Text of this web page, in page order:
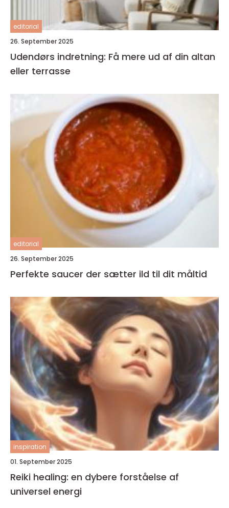
editorial
26. September 2025
Udendørs indretning: Få mere ud af din altan
eller terrasse
editorial
26. September 2025
Perfekte saucer der sætter ild til dit måltid
inspiration
01. September 2025
Reiki healing: en dybere forståelse af
universel energi